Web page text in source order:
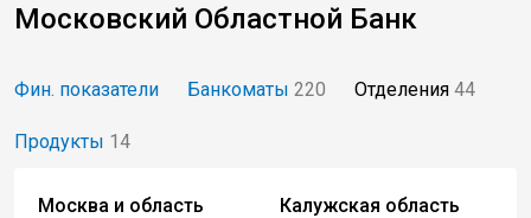
Московский Областной Банк
Фин. показатели Банкоматы 220 Отделения 44
Продукты 14
Москва и область Калужская область